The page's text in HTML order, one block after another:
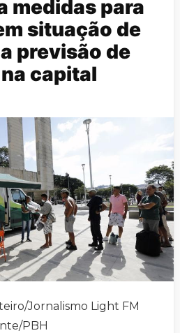
medidas para
situação de
previsão de
capital
Jornalismo Light FM
PBH